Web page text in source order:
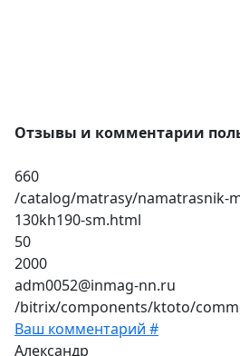
Отзывы и комментарии
660
/catalog/matrasy/namatrasnik-
130kh190-sm.html
50
2000
adm0052@inmag-nn.ru
/bitrix/components/ktoto/
Ваш комментарий #
Александр